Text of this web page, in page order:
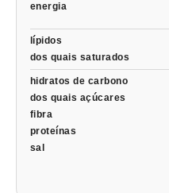
energia
lípidos
dos quais saturados
hidratos de carbono
dos quais açúcares
fibra
proteínas
sal